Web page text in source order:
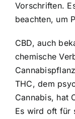
Vorschriften.
beachten, um
CBD, auch
chemische
THC, dem
Cannabis, hat
Es wird oft für